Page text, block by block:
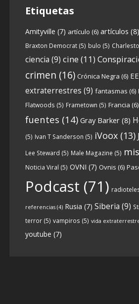
6 0
Crónicas de
5 years ago
Descargar
https://www.ivoox.com/cdn-
qanon-parte-1-origenes-
mp3_rf_67157433_1.html
orígenes y desarrollo de
de todas las...See more
Etiquetas
Amityville (7) artículo (6) artículos (8)
Braxton Democrat(5) bulo (5)
ciencia (9) cine (11)
crimen (16) Crónica Negra (6)
extraterrestres (9) fantasmas (6)
Flatwoods (5) Frametown (5) Francia (6)
fuentes (14) Gray Barker(8)
(5) Ivan T Sanderson (5) iVoox(13)
Lee Steward (5) Male Magazine (5)
Noticia Viral (5) OVNI (7) Ovnis (6)
Podcast (71)
referencias(4) Rusia (7) Siberia (9)
terror(5) vampiros (5) vida
youtube (7)